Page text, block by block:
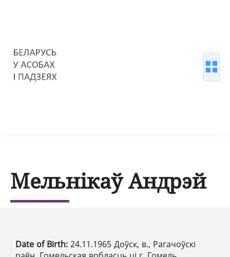
Мельнікаў Андрэй
Date of Birth: 24.11.1965 Доўск, в., Рагачоўскі